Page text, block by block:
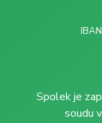
Spolek je
soudu